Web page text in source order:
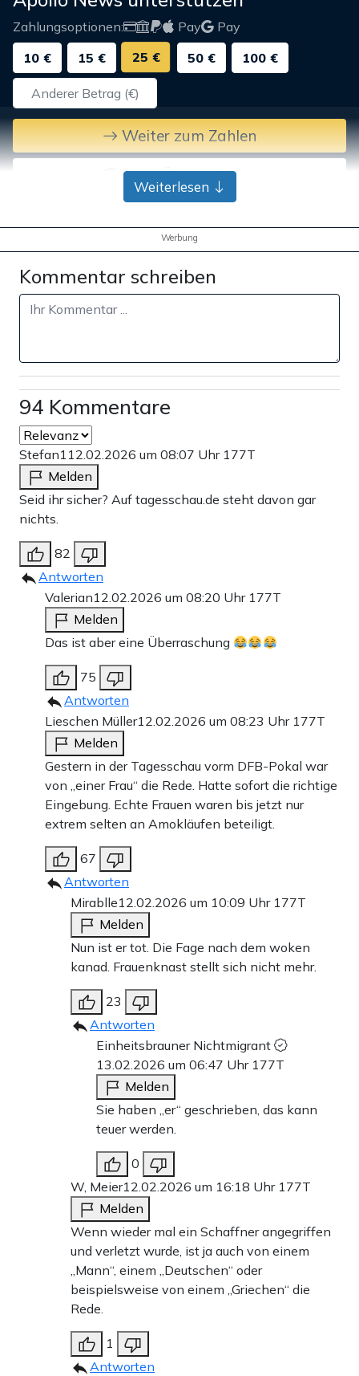
Zahlungsoptionen: Pay
Pay
10 €
15 € 25 € 50 € 100 €
Weiter zum Zahlen
Bank-Überweisung
Weiterlesen
Werbung
Kommentar schreiben
94 Kommentare
Stefan1 12.02.2026 um 08:07 Uhr 177T
Melden
Seid ihr sicher? Auf tagesschau.de steht davon gar
nichts.
82
Antworten
Valerian12.02.2026 um 08:20 Uhr 177T
Melden
Das ist aber eine Überraschung
75
Antworten
Lieschen Müller12.02.2026 um 08:23 Uhr 177T
Melden
Gestern in der Tagesschau vorm DFB-Pokal war
von „einer Frau“ die Rede. Hatte sofort die richtige
Eingebung. Echte Frauen waren bis jetzt nur
extrem selten an Amokläufen beteiligt.
67
Antworten
Mirablle12.02.2026 um 10:09 Uhr 177T
Melden
Nun ist er tot. Die Fage nach dem woken
kanad. Frauenknast stellt sich nicht mehr.
23
Antworten
Einheitsbrauner Nichtmigrant
13.02.2026 um 06:47 Uhr 177T
Melden
Sie haben „er“ geschrieben, das kann
teuer werden.
0
W, Meier12.02.2026 um 16:18 Uhr 177T
Melden
Wenn wieder mal ein Schaffner angegriffen
und verletzt wurde, ist ja auch von einem
„Mann“, einem „Deutschen“ oder
beispielsweise von einem „Griechen“ die
Rede.
1
Antworten